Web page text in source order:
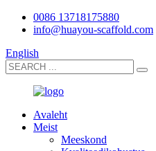
0086 13718175880
info@huayou-scaffold.com
English
Avaleht
Meist
Meeskond